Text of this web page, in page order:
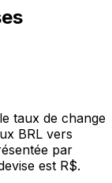
taux de change
BRL vers
par
est R$.